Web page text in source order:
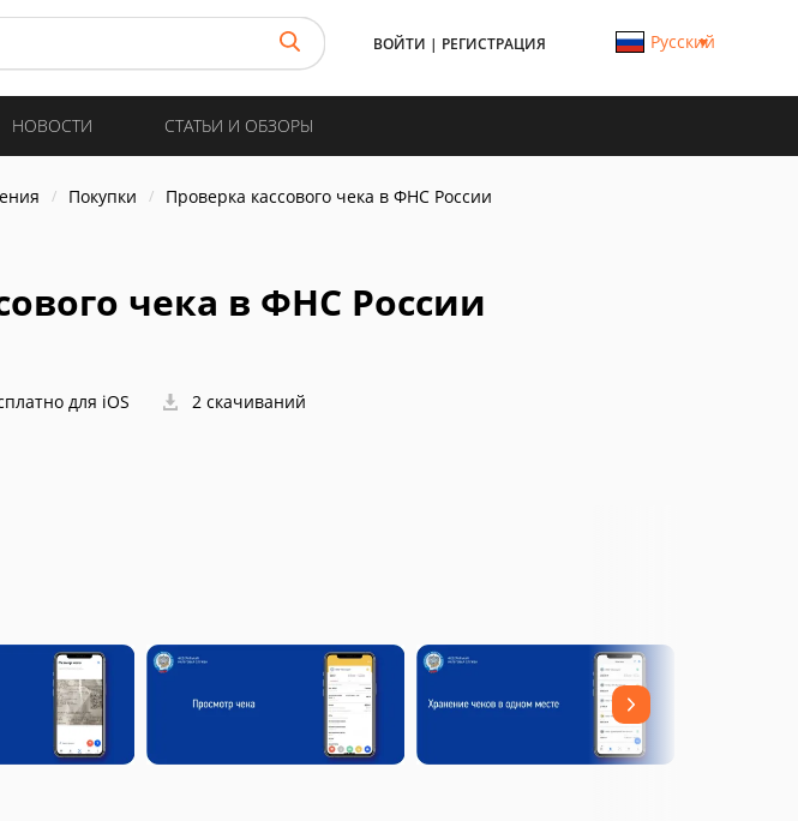
ВОЙТИ | РЕГИСТРАЦИЯ Русский
НОВОСТИ СТАТЬИ И ОБЗОРЫ
Покупки Проверка кассового чека в ФНС России
чека в ФНС России
для iOS 2 скачиваний